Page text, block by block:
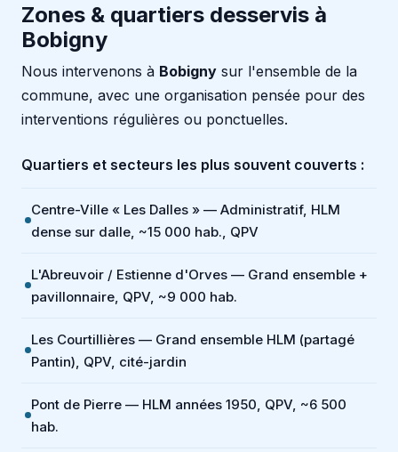
Zones & quartiers desservis à
Bobigny
Nous intervenons à Bobigny sur l'ensemble de la
commune, avec une organisation pensée pour des
interventions régulières ou ponctuelles.
Quartiers et secteurs les plus souvent couverts :
Centre-Ville « Les Dalles » — Administratif, HLM
dense sur dalle, ~15 000 hab., QPV
L'Abreuvoir / Estienne d'Orves — Grand ensemble +
pavillonnaire, QPV, ~9 000 hab.
Les Courtillières — Grand ensemble HLM (partagé
Pantin), QPV, cité-jardin
Pont de Pierre — HLM années 1950, QPV, ~6 500
hab.